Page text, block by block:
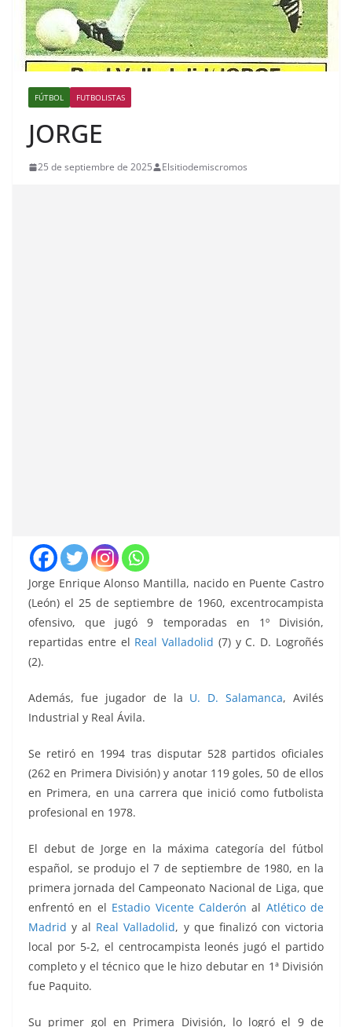
FÚTBOL FUTBOLISTAS
JORGE
25 de septiembre de 2025 Elsitiodemiscromos
Jorge Enrique Alonso Mantilla, nacido en Puente Castro
(León) el 25 de septiembre de 1960, excentrocampista
ofensivo, que jugó 9 temporadas en 1º División,
repartidas entre el Real Valladolid (7) y C. D. Logroñés
(2).
Además, fue jugador de la U. D. Salamanca, Avilés
Industrial y Real Ávila.
Se retiró en 1994 tras disputar 528 partidos oficiales
(262 en Primera División) y anotar 119 goles, 50 de ellos
en Primera, en una carrera que inició como futbolista
profesional en 1978.
El debut de Jorge en la máxima categoría del fútbol
español, se produjo el 7 de septiembre de 1980, en la
primera jornada del Campeonato Nacional de Liga, que
enfrentóen el Estadio Vicente Calderónal Atlético de
Madrid y al Real Valladolid, y que finalizó con victoria
local por 5-2, el centrocampista leonés jugó el partido
completo y el técnico que le hizo debutar en 1ª División
fue Paquito.
Su primer gol en Primera División, lo logró el 9 de